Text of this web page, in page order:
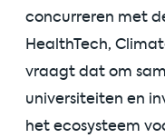
concurreren met
HealthTech,
vraagt dat om
universiteiten en
het ecosysteem